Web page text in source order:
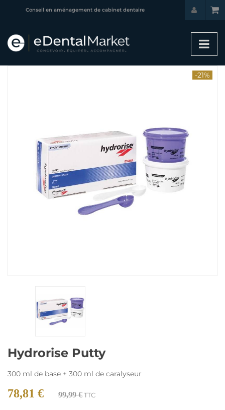
Conseil en aménagement de cabinet dentaire
-21%
Hydrorise Putty
300 ml de base + 300 ml de caralyseur
78,81 € 99,99 €TTC